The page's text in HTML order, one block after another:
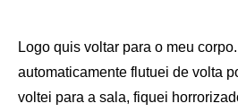
Logo quis voltar para o meu
automaticamente flutuei de volta
voltei para a sala, fiquei